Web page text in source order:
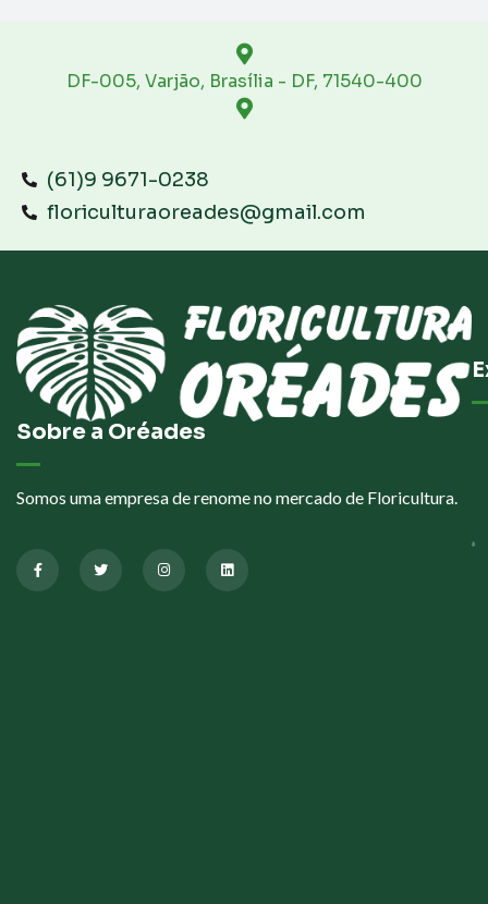
DF-005, Varjão, Brasília - DF, 71540-400
(61)9 9671-0238
floriculturaoreades@gmail.com
Sobre a Oréades
Somos uma empresa de renome no mercado de Floricultura.